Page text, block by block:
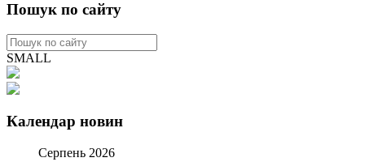
Пошук по сайту
SMALL
Календар новин
Серпень 2026